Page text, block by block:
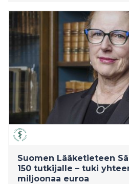
euroa.
Suomen Lääketieteen
150 tutkijalle – tuki
miljoonaa euroa